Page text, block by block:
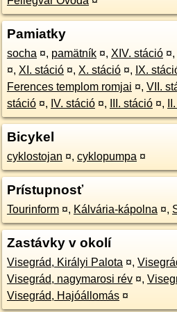
Pamiatky
socha ¤, pamätník ¤, XIV. stáció ¤,
¤, XI. stáció ¤, X. stáció ¤, IX.
Ferences templom romjai ¤, VII.
stáció ¤, IV. stáció ¤, III. stáció ¤,
Bicykel
cyklostojan ¤, cyklopumpa ¤
Prístupnosť
Tourinform ¤, Kálvária-kápolna ¤,
Zastávky v okolí
Visegrád, Királyi Palota ¤,
Visegrád, nagymarosi rév ¤,
Visegrád, Hajóállomás ¤